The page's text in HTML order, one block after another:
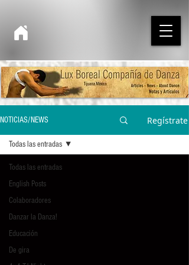
NOTICIAS/NEWS Regístrate
Todas las entradas
English Posts
Colaboradores
Danzar la Danza!
Educación
De gira
Todas las entradas